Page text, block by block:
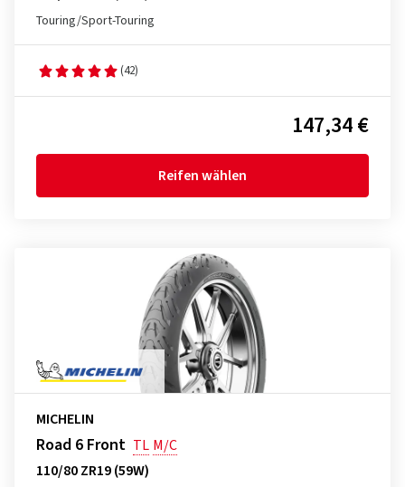
Touring/Sport-Touring
(42)
147,34 €
Reifen wählen
MICHELIN
Road 6 Front TL M/C
110/80 ZR19 (59W)